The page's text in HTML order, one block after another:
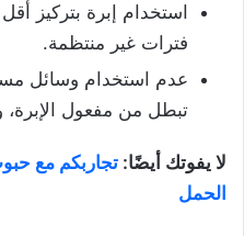
استخدام إبرة بتركيز
فترات غير منتظمة.
عدم استخدام وسائل
تبطل من مفعول
لا يفوتك أيضًا:
الحمل